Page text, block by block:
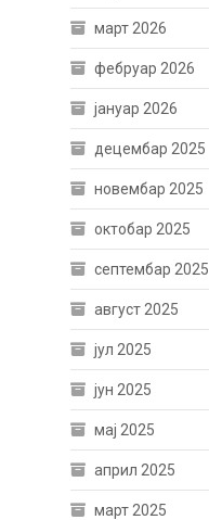
март 2026
фебруар 2026
јануар 2026
децембар 2025
новембар 2025
октобар 2025
септембар 2025
август 2025
јул 2025
јун 2025
мај 2025
април 2025
март 2025